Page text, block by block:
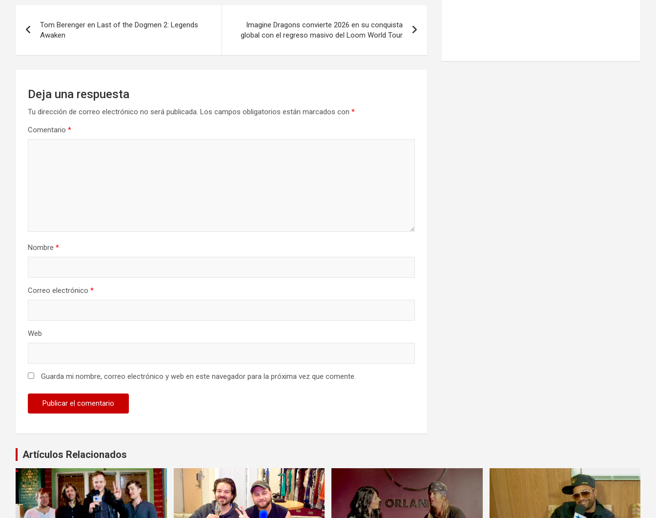
de
entradas
Tom Berenger en Last of the Dogmen 2: Legends
Awaken
Imagine Dragons convierte 2026 en su conquista
global con el regreso masivo del Loom World Tour
Deja una respuesta
Tu dirección de correo electrónico no será publicada. Los campos obligatorios están marcados con *
Comentario *
Nombre *
Correo electrónico *
Web
Guarda mi nombre, correo electrónico y web en este navegador para la próxima vez que comente.
Artículos Relacionados